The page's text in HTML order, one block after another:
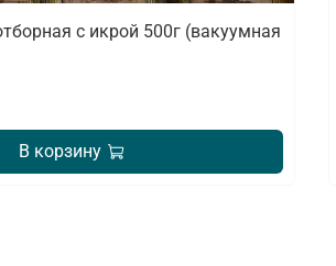
с икрой 500г (вакуумная
В корзину